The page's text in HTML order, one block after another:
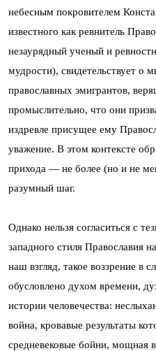
небесным покровителем
известного как ревнитель
незаурядный ученый и
мудрости), свидетельствует о
православных эмигрантов,
промыслительно, что они
издревле присущее ему
уважение. В этом контексте
прихода — не более (но и не
разумный шаг.
Однако нельзя согласиться с
западного стиля Православия
наш взгляд, такое воззрение в
обусловлено духом времени,
истории человечества:
война, кровавые результаты
средневековые бойни, мощная